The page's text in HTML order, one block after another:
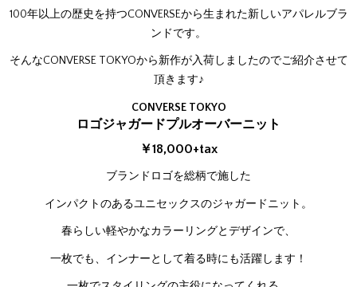
100年以上の歴史を持つCONVERSEから生まれた新しいアパレルブラ
ンドです。
そんなCONVERSE TOKYOから新作が入荷しましたのでご紹介させて
頂きます♪
CONVERSE TOKYO
ロゴジャガードプルオーバーニット
￥18,000+tax
ブランドロゴを総柄で施した
インパクトのあるユニセックスのジャガードニット。
春らしい軽やかなカラーリングとデザインで、
一枚でも、インナーとして着る時にも活躍します！